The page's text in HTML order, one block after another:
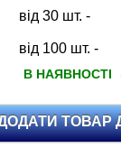
від 30 шт. -
від 100 шт. -
В НАЯВНОСТІ
ТОВАР